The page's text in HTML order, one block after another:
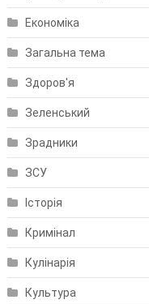
Економіка
Загальна тема
Здоров'я
Зеленський
Зрадники
ЗСУ
Історія
Кримінал
Кулінарія
Культура